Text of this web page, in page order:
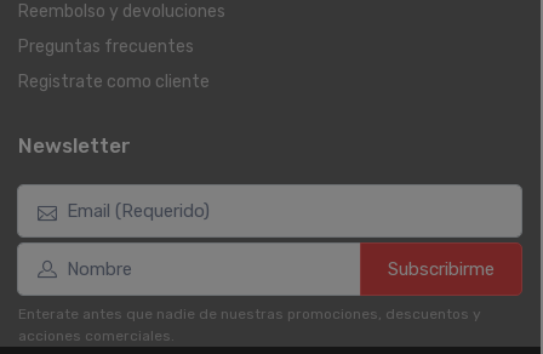
Reembolso y devoluciones
Preguntas frecuentes
Registrate como cliente
Newsletter
Subscribirme
Enterate antes que nadie de nuestras promociones, descuentos y
acciones comerciales.